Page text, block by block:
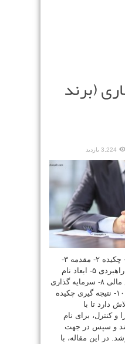
(برند
3,224 بازدید
مدیریت نام تجاری عناوین ۱- چکیده ۲- مقدمه ۳-
مدیریت نام تجاری ۴- تدوین راهبردی ۵- ابعاد نام
تجاری ۶- ارزش آن ۷- ارزش مالی ۸- سرمایه گذاری
۹- محاسبه ارزش نام تجاری ۱۰- نتیجه گیری چکیده
دارد تا با
و کنترل، برای نام
کند و سپس در جهت
در این مقاله، با